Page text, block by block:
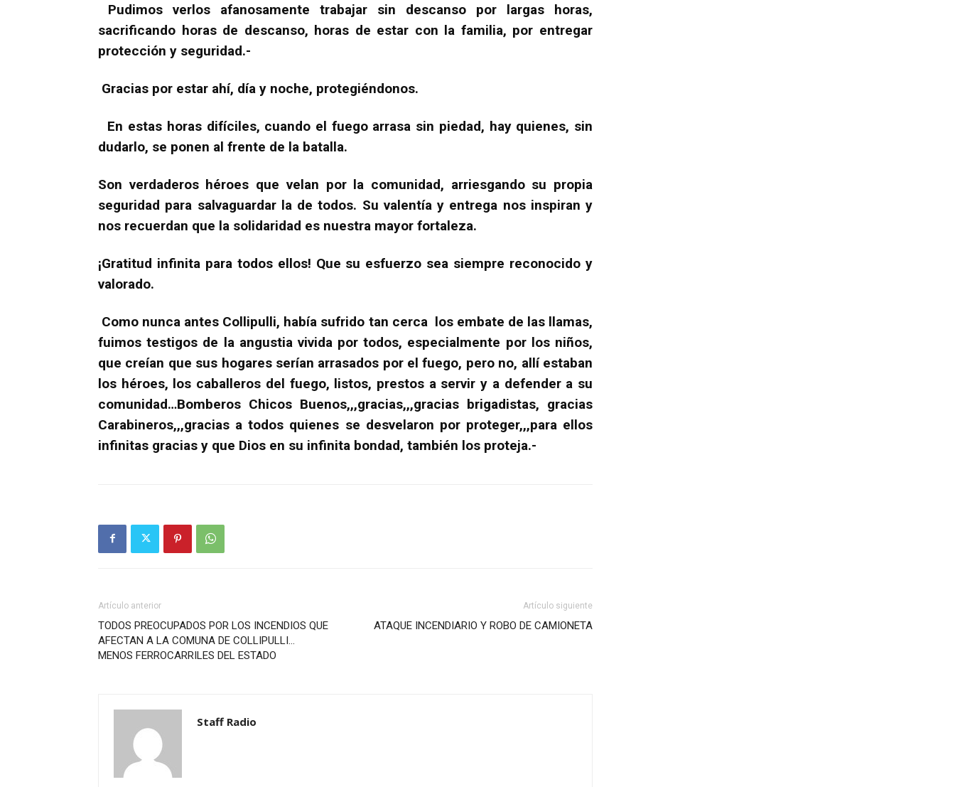
Pudimos verlos afanosamente trabajar sin descanso por largas horas,
sacrificando horas de descanso, horas de estar con la familia, por entregar
protección y seguridad.-
Gracias por estar ahí, día y noche, protegiéndonos.
En estas horas difíciles, cuando el fuego arrasa sin piedad, hay quienes, sin
dudarlo, se ponen al frente de la batalla.
Son verdaderos héroes que velan por la comunidad, arriesgando su propia
seguridad para salvaguardar la de todos. Su valentía y entrega nos inspiran y
nos recuerdan que la solidaridad es nuestra mayor fortaleza.
¡Gratitud infinita para todos ellos! Que su esfuerzo sea siempre reconocido y
valorado.
Como nunca antes Collipulli, había sufrido tan cerca los embate de las llamas,
fuimos testigos de la angustia vivida por todos, especialmente por los niños,
que creían que sus hogares serían arrasados por el fuego, pero no, allí estaban
los héroes, los caballeros del fuego, listos, prestos a servir y a defender a su
comunidad…Bomberos Chicos Buenos,,,gracias,,,gracias brigadistas, gracias
Carabineros,,,gracias a todos quienes se desvelaron por proteger,,,para ellos
infinitas gracias y que Dios en su infinita bondad, también los proteja.-
Artículo anterior
TODOS PREOCUPADOS POR LOS INCENDIOS QUE
AFECTAN A LA COMUNA DE COLLIPULLI…
MENOS FERROCARRILES DEL ESTADO
Artículo siguiente
ATAQUE INCENDIARIO Y ROBO DE CAMIONETA
Staff Radio